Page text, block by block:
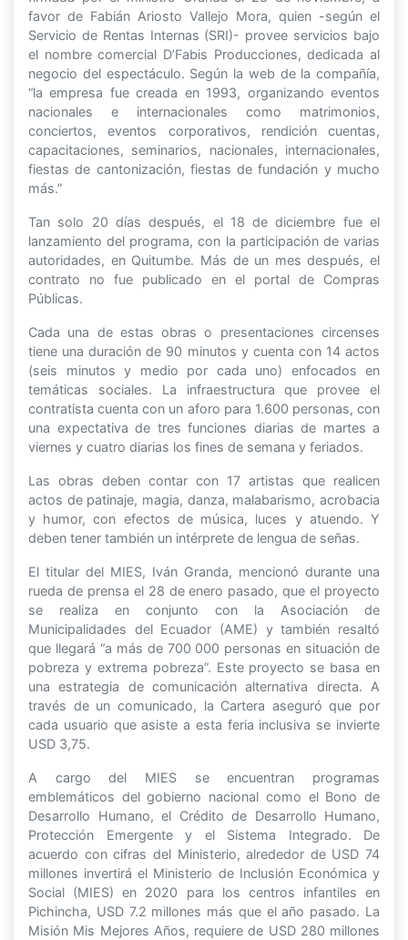
favor de Fabián Ariosto Vallejo Mora, quien -según el
Servicio de Rentas Internas (SRI)- provee servicios bajo
el nombre comercial D’Fabis Producciones, dedicada al
negocio del espectáculo. Según la web de la compañía,
“la empresa fue creada en 1993, organizando eventos
nacionales e internacionales como matrimonios,
conciertos, eventos corporativos, rendición cuentas,
capacitaciones, seminarios, nacionales, internacionales,
fiestas de cantonización, fiestas de fundación y mucho
más.”
Tan solo 20 días después, el 18 de diciembre fue el
lanzamiento del programa, con la participación de varias
autoridades, en Quitumbe. Más de un mes después, el
contrato no fue publicado en el portal de Compras
Públicas.
Cada una de estas obras o presentaciones circenses
tiene una duración de 90 minutos y cuenta con 14 actos
(seis minutos y medio por cada uno) enfocados en
temáticas sociales. La infraestructura que provee el
contratista cuenta con un aforo para 1.600 personas, con
una expectativa de tres funciones diarias de martes a
viernes y cuatro diarias los fines de semana y feriados.
Las obras deben contar con 17 artistas que realicen
actos de patinaje, magia, danza, malabarismo, acrobacia
y humor, con efectos de música, luces y atuendo. Y
deben tener también un intérprete de lengua de señas.
El titular del MIES, Iván Granda, mencionó durante una
rueda de prensa el 28 de enero pasado, que el proyecto
se realiza en conjunto con la Asociación de
Municipalidades del Ecuador (AME) y también resaltó
que llegará “a más de 700 000 personas en situación de
pobreza y extrema pobreza”. Este proyecto se basa en
una estrategia de comunicación alternativa directa. A
través de un comunicado, la Cartera aseguró que por
cada usuario que asiste a esta feria inclusiva se invierte
USD 3,75.
A cargo del MIES se encuentran programas
emblemáticos del gobierno nacional como el Bono de
Desarrollo Humano, el Crédito de Desarrollo Humano,
Protección Emergente y el Sistema Integrado. De
acuerdo con cifras del Ministerio, alrededor de USD 74
millones invertirá el Ministerio de Inclusión Económica y
Social (MIES) en 2020 para los centros infantiles en
Pichincha, USD 7.2 millones más que el año pasado. La
Misión Mis Mejores Años, requiere de USD 280 millones